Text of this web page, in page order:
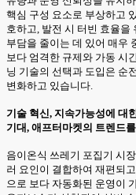
핵심 구성 요소로 부상하고
호하고, 발전 시 터빈 효율을
부담을 줄이는 데 있어 매우
보다 엄격한 규제와 가동 시
닝 기술의 선택과 도입은 순
변화하고 있습니다.
기술 혁신, 지속가능성에 대
기대, 애프터마켓의 트렌드
음이온식 쓰레기 포집기 시
러 요인이 결합하여 재편되
으로 보다 자동화된 운영이